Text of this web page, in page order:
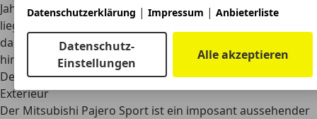
Jahr 220 Euro, die monatlichen Kosten für die Versicherung
liegen bei rund 88 Euro. Zu den laufenden Kosten kommen
dann noch Wartung, Instandhaltung und Kraftstoffkosten
hinzu.
Design
Exterieur
Der Mitsubishi Pajero Sport ist ein imposant aussehender
Datenschutzerklärung | Impressum | Anbieterliste
Datenschutz-
Einstellungen
Alle akzeptieren